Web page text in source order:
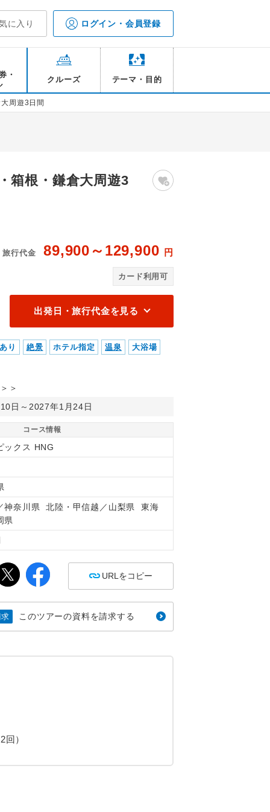
に入り ログイン・会員登録
・
クルーズ テーマ・目的
周遊3日間
箱根・鎌倉大周遊3
旅行代金 89,900～129,900 円
カード利用可
出発日・旅行代金を見る
り 絶景 ホテル指定 温泉
大浴場
＞
日～2027年1月24日
コース情報
ックス HNG
神奈川県 北陸・甲信越／山梨県 東海
県
URLをコピー
このツアーの資料を請求する
）